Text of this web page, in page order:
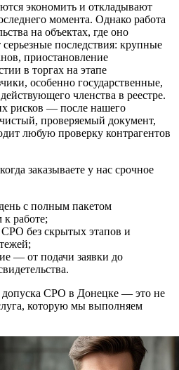
экономить и откладывают
момента. Однако работа
на объектах, где оно
серьезные последствия: крупные
приостановление
в торгах на этапе
особенно государственные,
членства в реестре.
рисков — после нашего
проверяемый документ,
любую проверку контрагентов
заказываете у нас срочное
с полным пакетом
работе;
без скрытых этапов и
— от подачи заявки до
допуска СРО в Донецке — это не
которую мы выполняем